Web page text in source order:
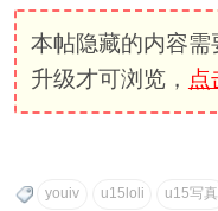
本帖隐藏的内容需
升级才可浏览， 点
youiv u15loli u15写真